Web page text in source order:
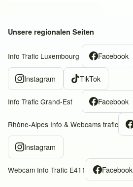
Unsere regionalen Seiten
Info Trafic Luxembourg Facebook
Instagram TikTok
Info Trafic Grand-Est Facebook
Rhône-Alpes Info & Webcams trafic
Instagram
Webcam Info Trafic E411 Facebook